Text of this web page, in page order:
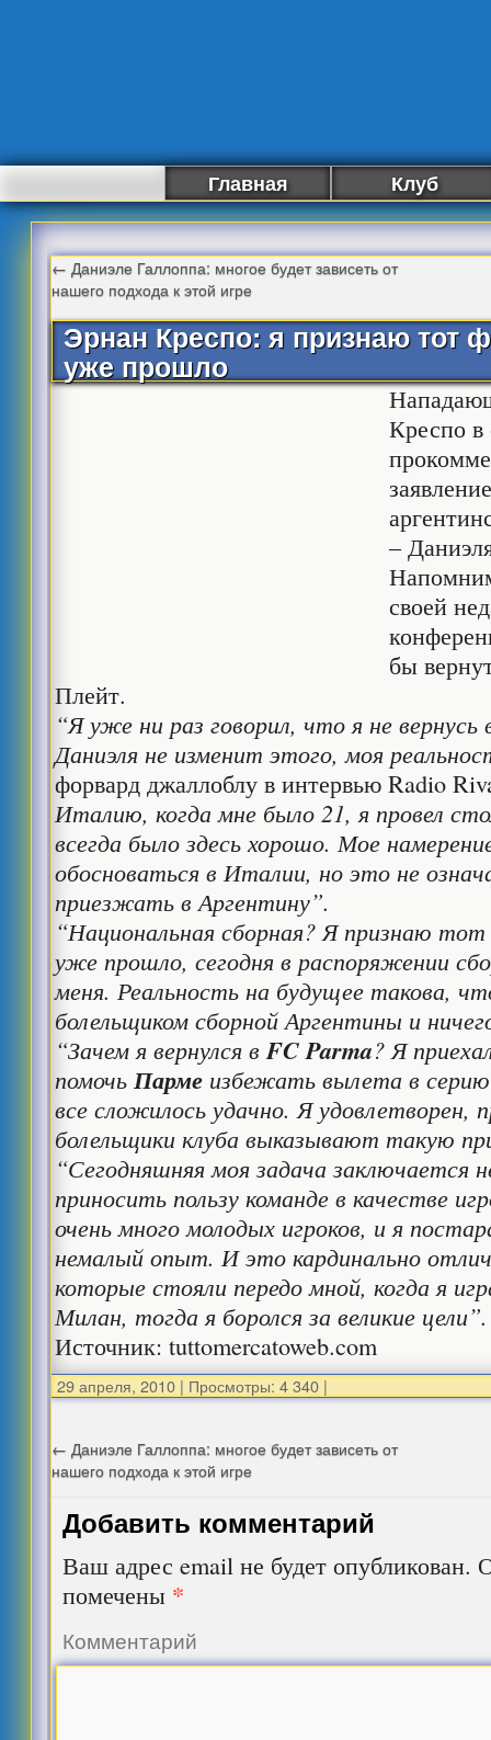
Главная Клуб
← Даниэле Галлоппа: многое будет зависеть от
нашего подхода к этой игре
Эрнан Креспо: я признаю тот
уже прошло
Креспо в
–
своей
бы
Плейт.
“Я уже ни раз говорил, что я не
Даниэля не изменит этого, моя
форвард джаллоблу в интервью Radio
Италию, когда мне было 21, я провел
всегда было здесь хорошо. Мое
обосноваться в Италии, но это не
приезжать в Аргентину”.
“Национальная сборная? Я признаю
уже прошло, сегодня в распоряжении
меня. Реальность на будущее такова,
болельщиком сборной Аргентины и
“Зачем я вернулся вFC Parma? Я
помочьПарме избежать вылета в
все сложилось удачно. Я удовлетворен,
болельщики клуба выказывают такую
“Сегодняшняя моя задача заключается
приносить пользу команде в качестве
очень много молодых игроков, и я
немалый опыт. И это кардинально
которые стояли передо мной, когда я
Милан, тогда я боролся за великие цели”.
Источник: tuttomercatoweb.com
29 апреля, 2010 | Просмотры: 4 340 |
← Даниэле Галлоппа: многое будет зависеть от
нашего подхода к этой игре
Добавить комментарий
Ваш адрес email не будет опубликован.
помечены *
Комментарий